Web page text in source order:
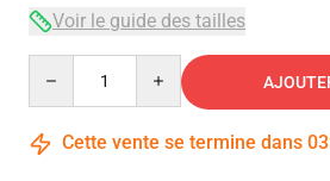
Voir le guide des tailles
Cette vente se termine dans 03